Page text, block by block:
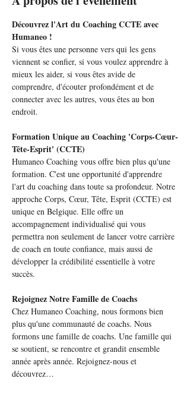
Découvrez l'Art du Coaching CCTE avec
Humaneo !
Si vous êtes une personne vers qui les gens
viennent se confier, si vous voulez apprendre à
mieux les aider, si vous êtes avide de
comprendre, d'écouter profondément et de
connecter avec les autres, vous êtes au bon
endroit.
Formation Unique au Coaching 'Corps-Cœur-
Tête-Esprit' (CCTE)
Humaneo Coaching vous offre bien plus qu'une
formation. C'est une opportunité d'apprendre
l'art du coaching dans toute sa profondeur. Notre
approche Corps, Cœur, Tête, Esprit (CCTE) est
unique en Belgique. Elle offre un
accompagnement individualisé qui vous
permettra non seulement de lancer votre carrière
de coach en toute confiance, mais aussi de
développer la crédibilité essentielle à votre
succès.
Rejoignez Notre Famille de Coachs
Chez Humaneo Coaching, nous formons bien
plus qu'une communauté de coachs. Nous
formons une famille de coachs. Une famille qui
se soutient, se rencontre et grandit ensemble
année après année. Rejoignez-nous et
découvrez…